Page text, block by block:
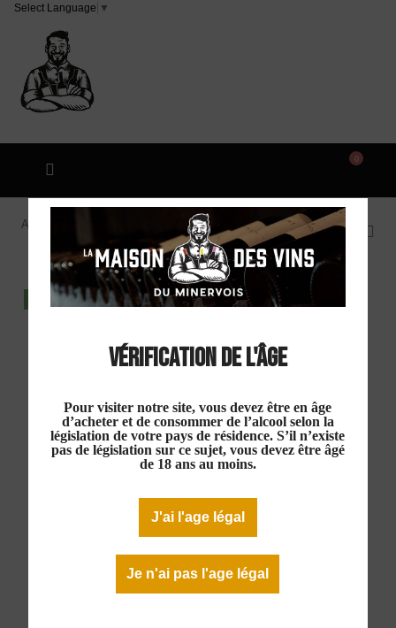
Vérification de l'âge
Pour visiter notre site, vous devez être en âge
d’acheter et de consommer de l’alcool selon la
législation de votre pays de résidence. S’il n’existe
pas de législation sur ce sujet, vous devez être âgé
de 18 ans au moins.
J'ai l'age légal
Je n'ai pas l'age légal
Select Language ▼
0
Accueil
Domaine Sainte Luchaire "1884" AOC Minervois
DISPO EN MAGASIN